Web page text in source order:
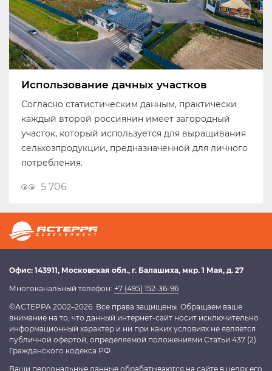
Использование дачных участков
Согласно статистическим данным, практически
каждый второй россиянин имеет загородный
участок, который используется для выращивания
сельхозпродукции, предназначенной для личного
потребления.
5 706
Офис: 143911, Московская обл., г. Балашиха, мкр. 1 Мая, д. 27
Многоканальный телефон: +7 (495) 152-36-96
©АСТЕРРА 2002–2026. Все права защищены. Обращаем ваше
внимание на то, что данный интернет-сайт носит исключительно
информационный характер и ни при каких условиях не является
публичной офертой, определяемой положениями Статьи 437 (2)
Гражданского кодекса РФ.
Ваши персональные данные обрабатываются на сайте в целях его